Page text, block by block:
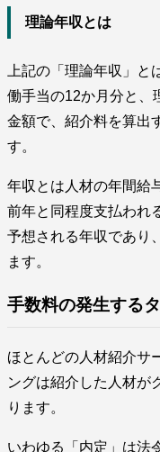
理論年収とは
上記の「理論年収」
働手当の12か月分と、
金額で、紹介料を算出
す。
年収とは人材の年間給
前年と同程度支払われ
予想される年収であり
ます。
手数料の発生する
ほとんどの人材紹介サ
ングは紹介した人材が
ります。
いわゆる「内定」は法